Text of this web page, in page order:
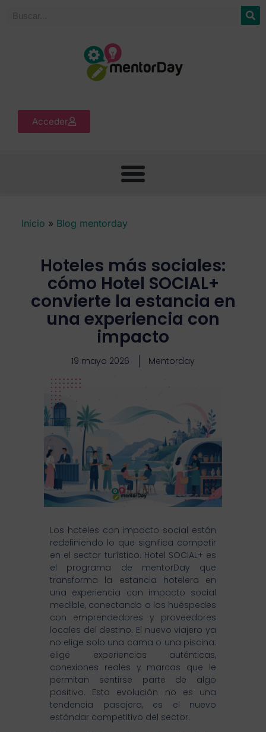
Acceder
Inicio » Blog mentorday
Hoteles más sociales:
cómo Hotel SOCIAL+
convierte la estancia en
una experiencia con
impacto
19 mayo 2026 Mentorday
Los hoteles con impacto social están
redefiniendo lo que significa competir
en el sector turístico. Hotel SOCIAL+ es
el programa de mentorDay que
transforma la estancia hotelera en
una experiencia con impacto social
medible, conectando a los huéspedes
con emprendedores y proveedores
locales del destino. El nuevo viajero ya
no elige solo una cama o una piscina:
elige experiencias auténticas,
conexiones reales y marcas que le
permitan sentirse parte de algo
positivo. Esta evolución no es una
tendencia pasajera, es el nuevo
estándar competitivo del sector.